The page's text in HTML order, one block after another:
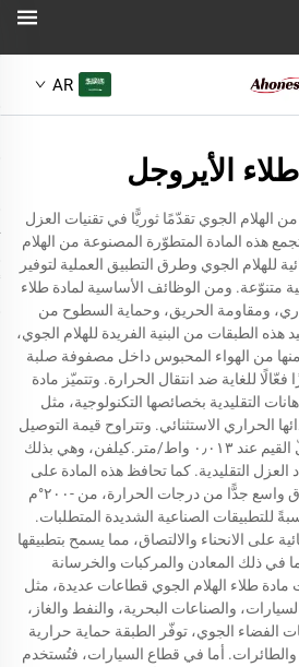
AR
الأيروجل
الهلام الجوي تقدّمًا ثوريًّا في تقنيات العزل
هذه المادة المتطوّرة المصنوعة من الهلام
للهلام الجوي وطرق التطبيق العملية لتوفير
متنوّعة. ومن الوظائف الأساسية لمادة طلاء
ومقاومة الحريق، وحماية السطوح من
هذه الطبقات من البنية الفريدة للهلام الجوي،
تتكون حتى نسبة ٩٩٪ منها من الهواء المحبوس داخل مصفوفة صلبة
للغاية ضد انتقال الحرارة. وتتميّز مادة
التقليدية بخصائصها التكنولوجية، مثل
الحراري الاستثنائي. وتتراوح قيمة التوصيل
الحراري لهذه المادة بين أقلّ القيم عند ٠٫٠١٣ واط/متر.كيلفن، وهي بذلك
التقليدية. كما تحافظ هذه المادة على
خصائصها العازلة ضمن نطاق واسع جدًّا من درجات الحرارة، من -٢٠٠°م
مناسبةً للتطبيقات الصناعية الشديدة المتطلبات.
على الانحناء والالتصاق، مما يسمح بتطبيقها
في ذلك المعادن والمركبات والخرسانة
مادة طلاء الهلام الجوي قطاعات عديدة، مثل
والصناعات البحرية، والنفط والغاز،
الفضاء الجوي، توفّر الطبقة حماية حرارية
والطائرات. أما في قطاع السيارات، فتُستخدم